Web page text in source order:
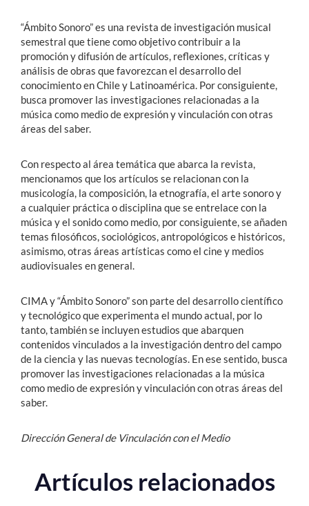
“Ámbito Sonoro” es una revista de investigación musical
semestral que tiene como objetivo contribuir a la
promoción y difusión de artículos, reflexiones, críticas y
análisis de obras que favorezcan el desarrollo del
conocimiento en Chile y Latinoamérica. Por consiguiente,
busca promover las investigaciones relacionadas a la
música como medio de expresión y vinculación con otras
áreas del saber.
Con respecto al área temática que abarca la revista,
mencionamos que los artículos se relacionan con la
musicología, la composición, la etnografía, el arte sonoro y
a cualquier práctica o disciplina que se entrelace con la
música y el sonido como medio, por consiguiente, se añaden
temas filosóficos, sociológicos, antropológicos e históricos,
asimismo, otras áreas artísticas como el cine y medios
audiovisuales en general.
CIMA y “Ámbito Sonoro” son parte del desarrollo científico
y tecnológico que experimenta el mundo actual, por lo
tanto, también se incluyen estudios que abarquen
contenidos vinculados a la investigación dentro del campo
de la ciencia y las nuevas tecnologías. En ese sentido, busca
promover las investigaciones relacionadas a la música
como medio de expresión y vinculación con otras áreas del
saber.
Dirección General de Vinculación con el Medio
Artículos relacionados